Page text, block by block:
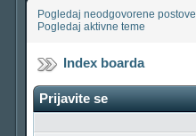
Pogledaj neodgovorene postove
Pogledaj aktivne teme
Index boarda
Prijavite se